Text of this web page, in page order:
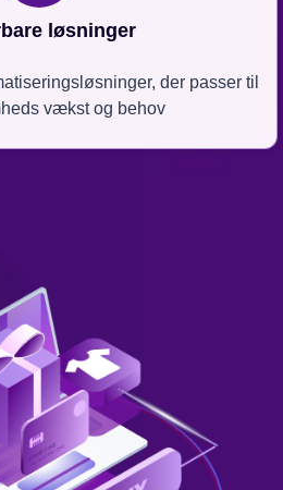
løsninger
der passer til
vækst og behov